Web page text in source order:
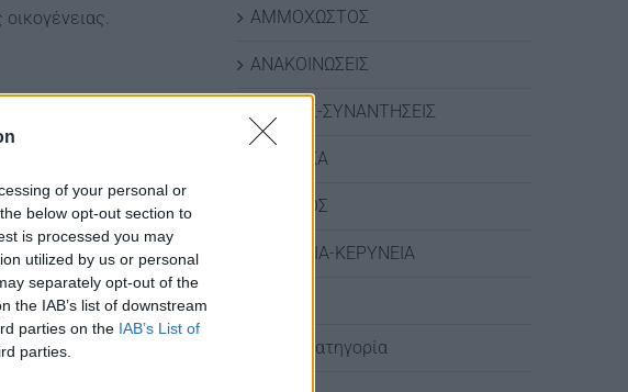
of your personal or
below opt-out section to
is processed you may
utilized by us or personal
separately opt-out of the
the IAB’s list of downstream
parties on the IAB’s List of
parties.
ΑΜΜΟΧΩΣΤΟΣ
ΑΝΑΚΟΙΝΩΣΕΙΣ
ΔΡΑΣΕΙΣ-ΣΥΝΑΝΤΗΣΕΙΣ
ΛΑΡΝΑΚΑ
ΛΕΜΕΣΟΣ
ΛΕΥΚΩΣΙΑ-ΚΕΡΥΝΕΙΑ
Χωρίς κατηγορία